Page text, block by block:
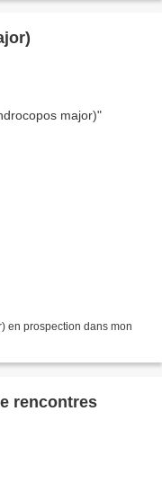
en prospection dans mon
rencontres